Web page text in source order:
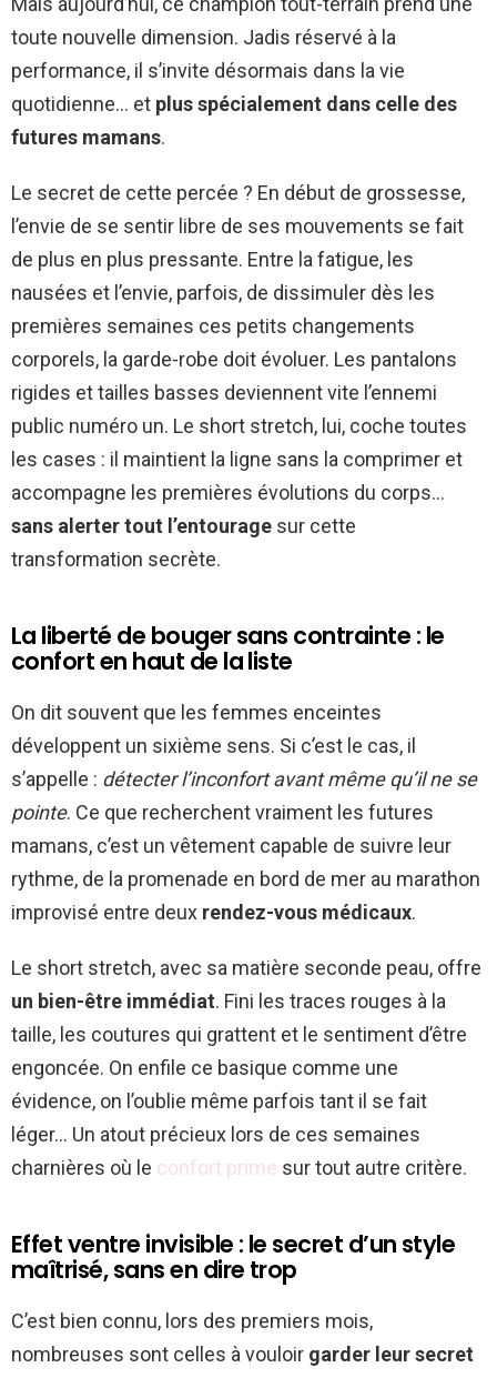
toute nouvelle dimension. Jadis réservé à la
performance, il s’invite désormais dans la vie
quotidienne… et plus spécialement dans celle des
futures mamans.
Le secret de cette percée ? En début de grossesse,
l’envie de se sentir libre de ses mouvements se fait
de plus en plus pressante. Entre la fatigue, les
nausées et l’envie, parfois, de dissimuler dès les
premières semaines ces petits changements
corporels, la garde-robe doit évoluer. Les pantalons
rigides et tailles basses deviennent vite l’ennemi
public numéro un. Le short stretch, lui, coche toutes
les cases : il maintient la ligne sans la comprimer et
accompagne les premières évolutions du corps…
sans alerter tout l’entourage sur cette
transformation secrète.
La liberté de bouger sans contrainte : le
confort en haut de la liste
On dit souvent que les femmes enceintes
développent un sixième sens. Si c’est le cas, il
s’appelle : détecter l’inconfort avant même qu’il ne se
pointe. Ce que recherchent vraiment les futures
mamans, c’est un vêtement capable de suivre leur
rythme, de la promenade en bord de mer au marathon
improvisé entre deux rendez-vous médicaux.
Le short stretch, avec sa matière seconde peau, offre
un bien-être immédiat. Fini les traces rouges à la
taille, les coutures qui grattent et le sentiment d’être
engoncée. On enfile ce basique comme une
évidence, on l’oublie même parfois tant il se fait
léger… Un atout précieux lors de ces semaines
charnières où le confort prime sur tout autre critère.
Effet ventre invisible : le secret d’un style
maîtrisé, sans en dire trop
C’est bien connu, lors des premiers mois,
nombreuses sont celles à vouloir garder leur secret